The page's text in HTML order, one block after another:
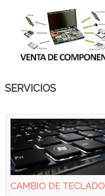
SERVICIOS
CAMBIO DE TECLADO